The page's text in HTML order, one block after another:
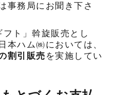
事務局にお聞き下さ
フト」斡旋販売とし
本ハム㈱においては、
割引販売 を実施してい